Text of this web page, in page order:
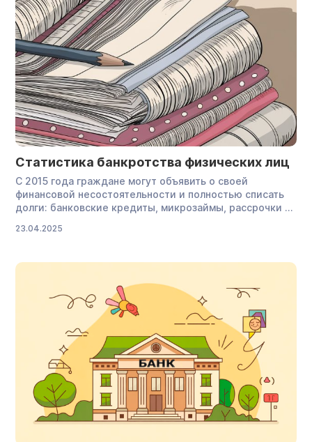
Статистика банкротства физических лиц
С 2015 года граждане могут объявить о своей
финансовой несостоятельности и полностью списать
долги: банковские кредиты, микрозаймы, рассрочки и
должники спешили использовать такую возможность.
действительно ли долги будут списаны и к каким
поможет статистический анализ […]
23.04.2025